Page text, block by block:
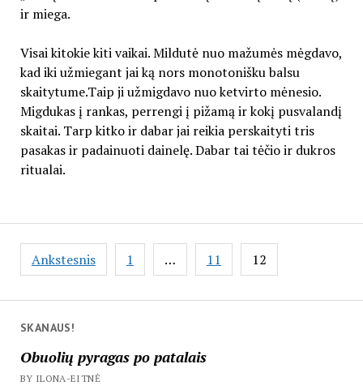
SKANAUS!
Obuolių pyragas po patalais
BY ILONA-EITNĖ
ir miega.
Visai kitokie kiti vaikai. Mildutė nuo mažumės mėgdavo,
kad iki užmiegant jai ką nors monotonišku balsu
skaitytume.Taip ji užmigdavo nuo ketvirto mėnesio.
Migdukas į rankas, perrengi į pižamą ir kokį pusvalandį
skaitai. Tarp kitko ir dabar jai reikia perskaityti tris
pasakas ir padainuoti dainelę. Dabar tai tėčio ir dukros
ritualai.
Įrašų
puslapiavimas
Ankstesnis 1 … 11 12